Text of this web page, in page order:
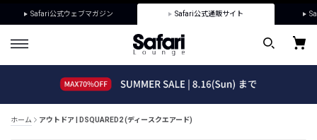
Safari公式ウェブマガジン Safari公式通販サイト
ホーム アウトドア | DSQUARED2 (ディースクエアード)